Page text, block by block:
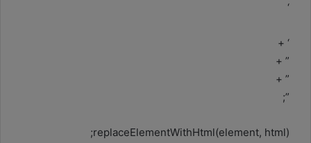
‘
‘ +
” +
” +
”;
replaceElementWithHtml(element, html);